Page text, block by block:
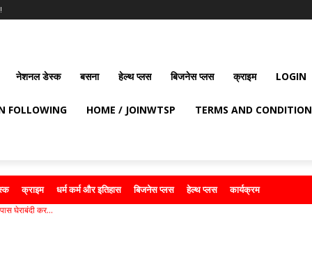
नेशनल डेस्क बसना हेल्थ प्लस बिजनेस प्लस क्राइम LOGIN
FOLLOWING HOME / JOINWTSP TERMS AND CONDITION
क्राइम धर्म कर्म और इतिहास बिजनेस प्लस हेल्थ प्लस कार्यक्रम
घेराबंदी कर...